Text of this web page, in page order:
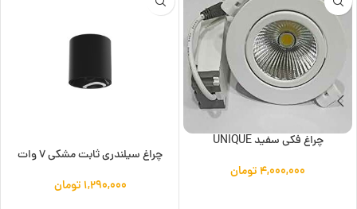
چراغ فکی سفید UNIQUE
۴,۰۰۰,۰۰۰تومان
چراغ سیلندری ثابت مشکی 7 وات
۱,۲۹۰,۰۰۰ تومان